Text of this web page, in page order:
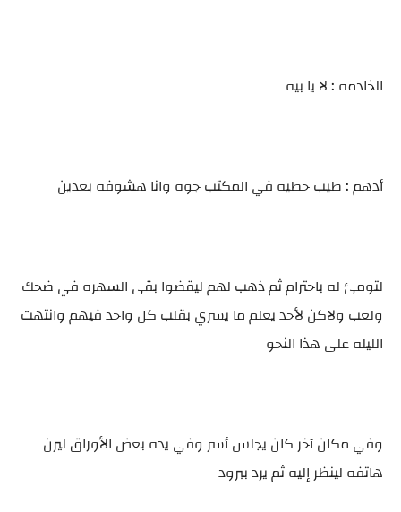
الخادمه : لا يا بيه
أدهم : طيب حطيه في المكتب جوه وانا هشوفه بعدين
لتومئ له باحترام ثم ذهب لهم ليقضوا بقى السهره في ضحك
ولعب ولاكن لأحد يعلم ما يسري بقلب كل واحد فيهم وانتهت
الليله على هذا النحو
وفي مكان آخر كان يجلس أسر وفي يده بعض الأوراق ليرن
هاتفه لينظر إليه ثم يرد ببرود